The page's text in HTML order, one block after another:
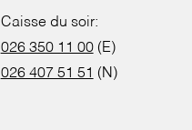
Caisse du soir:
026 350 11 00(E)
026 407 51 51 (N)